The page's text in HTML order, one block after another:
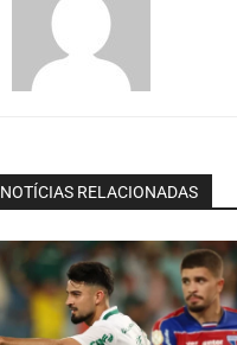
NOTÍCIAS RELACIONADAS